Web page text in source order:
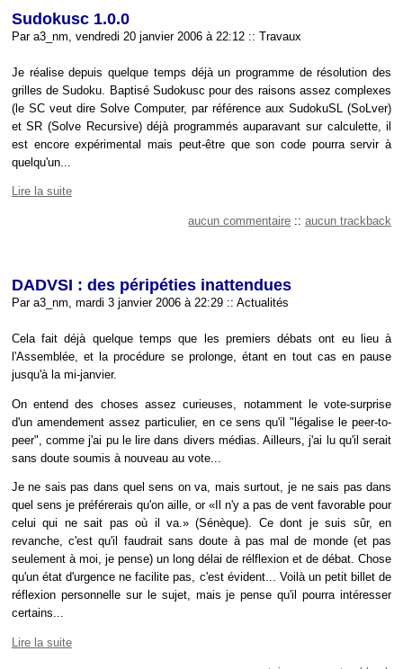
Sudokusc 1.0.0
Par a3_nm, vendredi 20 janvier 2006 à 22:12 :: Travaux
Je réalise depuis quelque temps déjà un programme de résolution des
grilles de Sudoku. Baptisé Sudokusc pour des raisons assez complexes
(le SC veut dire Solve Computer, par référence aux SudokuSL (SoLver)
et SR (Solve Recursive) déjà programmés auparavant sur calculette, il
est encore expérimental mais peut-être que son code pourra servir à
quelqu'un...
Lire la suite
aucun commentaire :: aucun trackback
DADVSI : des péripéties inattendues
Par a3_nm, mardi 3 janvier 2006 à 22:29 :: Actualités
Cela fait déjà quelque temps que les premiers débats ont eu lieu à
l'Assemblée, et la procédure se prolonge, étant en tout cas en pause
jusqu'à la mi-janvier.
On entend des choses assez curieuses, notamment le vote-surprise
d'un amendement assez particulier, en ce sens qu'il "légalise le peer-to-
peer", comme j'ai pu le lire dans divers médias. Ailleurs, j'ai lu qu'il serait
sans doute soumis à nouveau au vote...
Je ne sais pas dans quel sens on va, mais surtout, je ne sais pas dans
quel sens je préférerais qu'on aille, or
Il n'y a pas de vent favorable pour
celui qui ne sait pas où il va.
(Sénèque). Ce dont je suis sûr, en
revanche, c'est qu'il faudrait sans doute à pas mal de monde (et pas
seulement à moi, je pense) un long délai de rélflexion et de débat. Chose
qu'un état d'urgence ne facilite pas, c'est évident... Voilà un petit billet de
réflexion personnelle sur le sujet, mais je pense qu'il pourra intéresser
certains...
Lire la suite